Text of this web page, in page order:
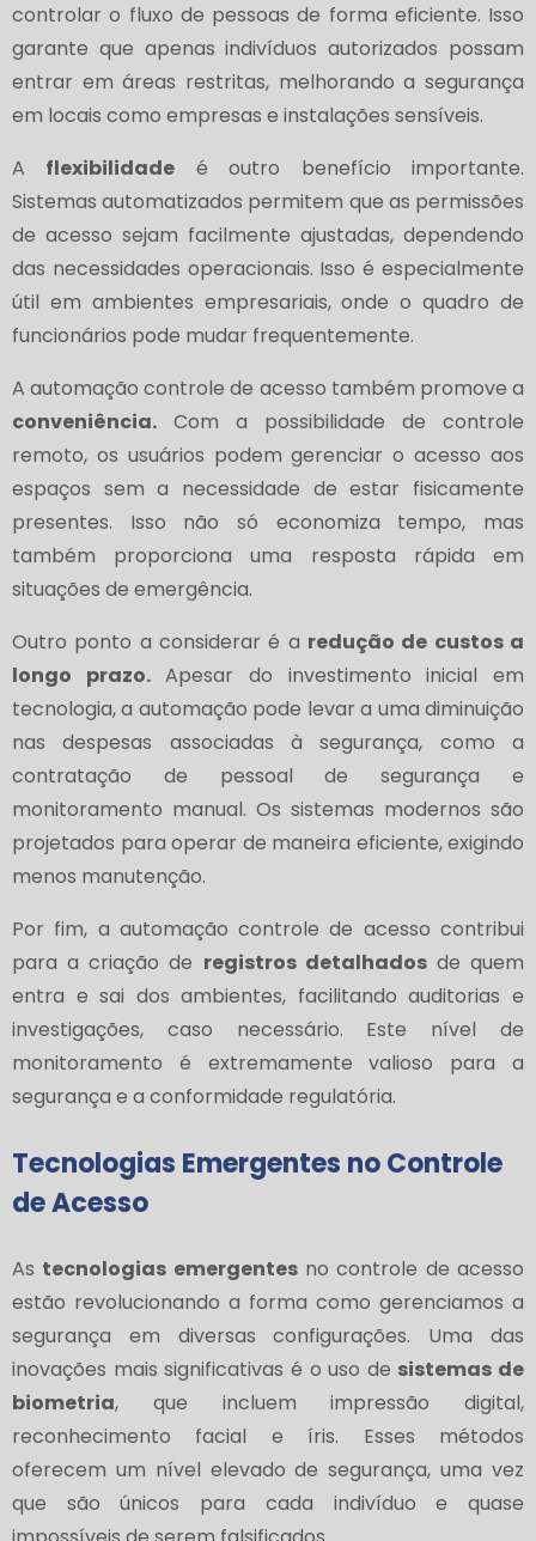
controlar o fluxo de pessoas de forma eficiente. Isso
garante que apenas indivíduos autorizados possam
entrar em áreas restritas, melhorando a segurança
em locais como empresas e instalações sensíveis.
A flexibilidade é outro benefício importante.
Sistemas automatizados permitem que as permissões
de acesso sejam facilmente ajustadas, dependendo
das necessidades operacionais. Isso é especialmente
útil em ambientes empresariais, onde o quadro de
funcionários pode mudar frequentemente.
A automação controle de acesso também promove a
conveniência. Com a possibilidade de controle
remoto, os usuários podem gerenciar o acesso aos
espaços sem a necessidade de estar fisicamente
presentes. Isso não só economiza tempo, mas
também proporciona uma resposta rápida em
situações de emergência.
Outro ponto a considerar é a redução de custos a
longo prazo.Apesar do investimento inicial em
tecnologia, a automação pode levar a uma diminuição
nas despesas associadas à segurança, como a
contratação de pessoal de segurança e
monitoramento manual. Os sistemas modernos são
projetados para operar de maneira eficiente, exigindo
menos manutenção.
Por fim, a automação controle de acesso contribui
para a criação de registros detalhadosde quem
entra e sai dos ambientes, facilitando auditorias e
investigações, caso necessário. Este nível de
monitoramento é extremamente valioso para a
segurança e a conformidade regulatória.
Tecnologias Emergentes no Controle
de Acesso
As tecnologias emergentesno controle de acesso
estão revolucionando a forma como gerenciamos a
segurança em diversas configurações. Uma das
inovações mais significativas é o uso de sistemas de
biometria, que incluem impressão digital,
reconhecimento facial e íris. Esses métodos
oferecem um nível elevado de segurança, uma vez
que são únicos para cada indivíduo e quase